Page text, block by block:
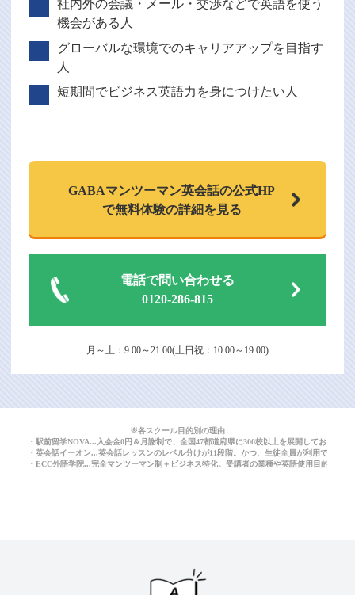
社内外の会議・メール・交渉などで英語を使う
機会がある人
グローバルな環境でのキャリアアップを目指す
人
短期間でビジネス英語力を身につけたい人
GABAマンツーマン英会話の公式HP
で無料体験の詳細を見る
電話で問い合わせる
0120-286-815
月～土：9:00～21:00(土日祝：10:00～19:00)
※各スクール目的別の理由
・駅前留学NOVA...入会金0円＆月謝制で、全国47都道府県に300校以上を展開しており、
・英会話イーオン...英会話レッスンのレベル分けが11段階。かつ、生徒全員が利用できる
・ECC外語学院...完全マンツーマン制＋ビジネス特化。受講者の業種や英語使用目的に応